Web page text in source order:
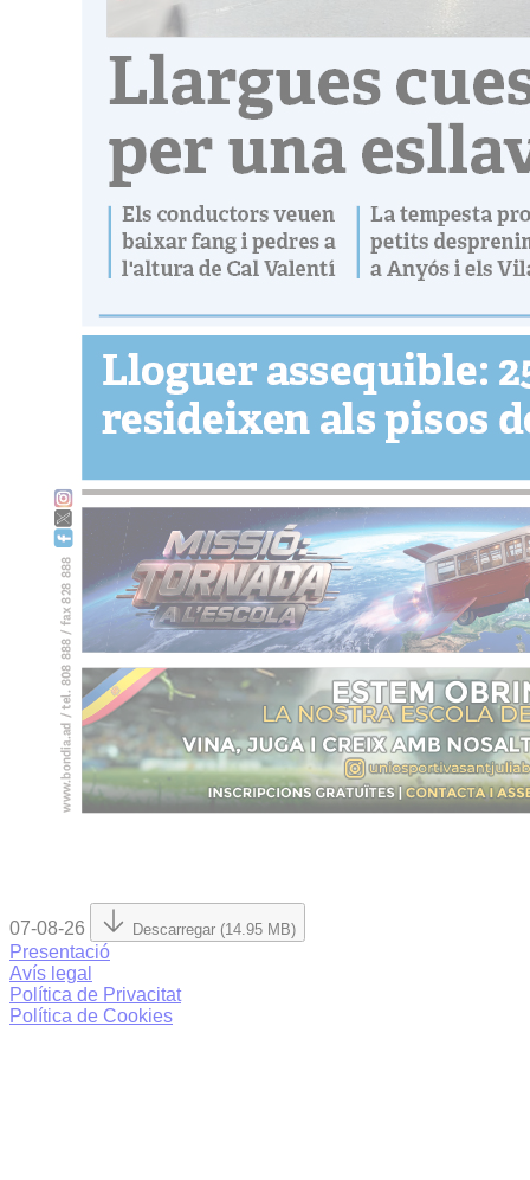
07-08-26 Descarregar (14.95 MB)
Presentació
Avís legal
Política de Privacitat
Política de Cookies